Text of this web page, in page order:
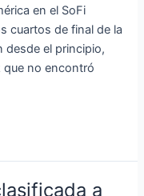
en el SoFi
cuartos de final de la
desde el principio,
que no encontró
a